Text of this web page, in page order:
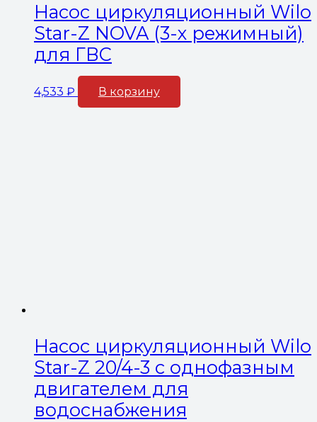
Насос циркуляционный Wilo
Star-Z NOVA (3-х режимный)
для ГВС
4,533 ₽ В корзину
Насос циркуляционный Wilo
Star-Z 20/4-3 с однофазным
двигателем для
водоснабжения